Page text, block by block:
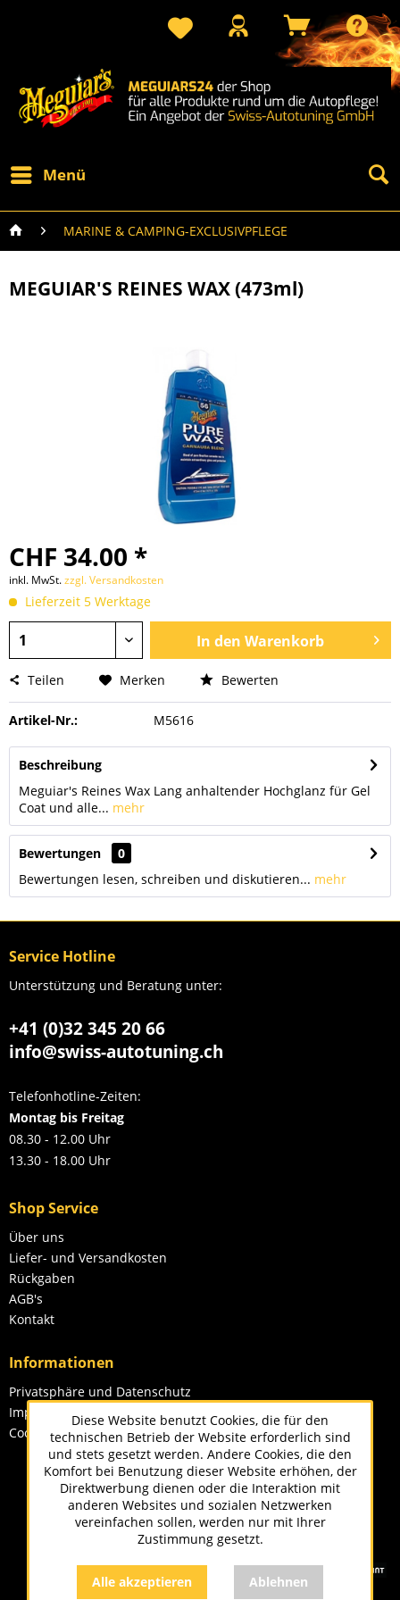
Menü
MARINE & CAMPING-EXCLUSIVPFLEGE
MEGUIAR'S REINES WAX (473ml)
CHF 34.00 *
inkl. MwSt.zzgl. Versandkosten
Lieferzeit 5 Werktage
In den Warenkorb
Teilen Merken Bewerten
Artikel-Nr.: M5616
Beschreibung
Meguiar's Reines Wax Lang anhaltender Hochglanz für Gel
Coat und alle... mehr
Bewertungen
0
Bewertungen lesen, schreiben und diskutieren... mehr
Service Hotline
Unterstützung und Beratung unter:
+41 (0)32 345 20 66
info@swiss-autotuning.ch
Telefonhotline-Zeiten:
Montag bis Freitag
08.30 - 12.00 Uhr
13.30 - 18.00 Uhr
Shop Service
Über uns
Liefer- und Versandkosten
Rückgaben
AGB's
Kontakt
Informationen
Privatsphäre und Datenschutz
Impressum
Cookie-Einstellungen
Diese Website benutzt Cookies, die für den
technischen Betrieb der Website erforderlich sind
und stets gesetzt werden. Andere Cookies, die den
Komfort bei Benutzung dieser Website erhöhen, der
Direktwerbung dienen oder die Interaktion mit
anderen Websites und sozialen Netzwerken
vereinfachen sollen, werden nur mit Ihrer
Zustimmung gesetzt.
Alle akzeptieren Ablehnen